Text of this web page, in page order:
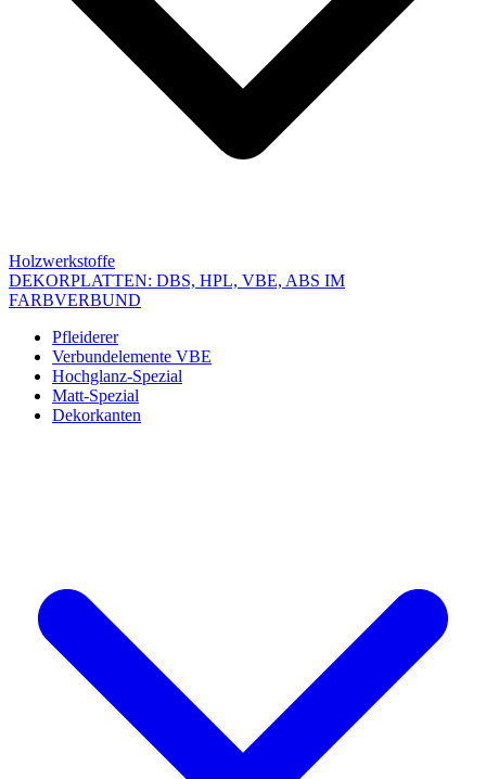
Holzwerkstoffe
DEKORPLATTEN: DBS, HPL, VBE, ABS IM
FARBVERBUND
Pfleiderer
Verbundelemente VBE
Hochglanz-Spezial
Matt-Spezial
Dekorkanten